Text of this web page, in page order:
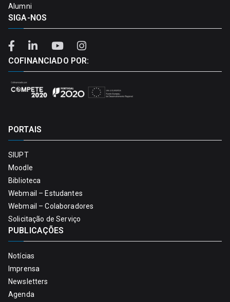
Alumni
SIGA-NOS
COFINANCIADO POR:
PORTAIS
SIUPT
Moodle
Biblioteca
Webmail – Estudantes
Webmail – Colaboradores
Solicitação de Serviço
PUBLICAÇÕES
Notícias
Imprensa
Newsletters
Agenda